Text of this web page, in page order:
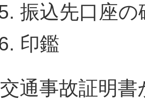
振込先口座
印鑑
交通事故証明